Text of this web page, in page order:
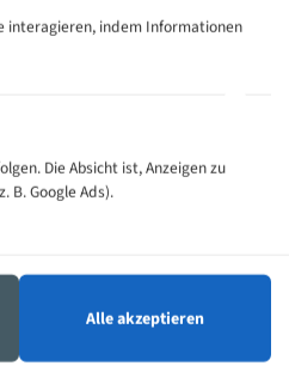
Zähne pro
6/10
5/8
1,5/2
interagieren, indem Informationen
Die Absicht ist, Anzeigen zu
B. Google Ads).
Alle akzeptieren